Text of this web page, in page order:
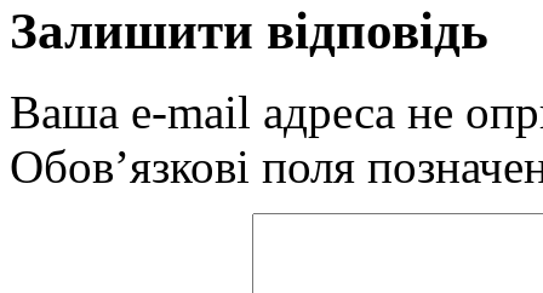
Залишити відповідь
Ваша e-mail адреса не
Обов’язкові поля